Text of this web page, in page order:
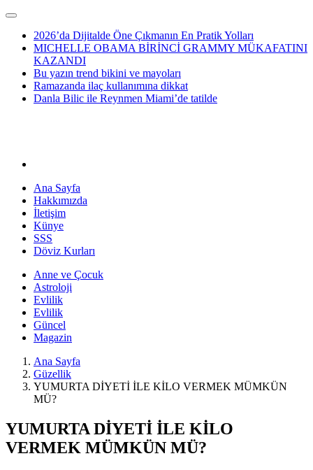
2026’da Dijitalde Öne Çıkmanın En Pratik Yolları
MICHELLE OBAMA BİRİNCİ GRAMMY MÜKAFATINI
KAZANDI
Bu yazın trend bikini ve mayoları
Ramazanda ilaç kullanımına dikkat
Danla Bilic ile Reynmen Miami’de tatilde
Ana Sayfa
Hakkımızda
İletişim
Künye
SSS
Döviz Kurları
Anne ve Çocuk
Astroloji
Evlilik
Evlilik
Güncel
Magazin
Ana Sayfa
Güzellik
YUMURTA DİYETİ İLE KİLO VERMEK MÜMKÜN
MÜ?
YUMURTA DİYETİ İLE KİLO
VERMEK MÜMKÜN MÜ?